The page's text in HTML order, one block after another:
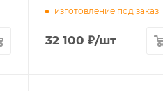
изготовление под заказ
32 100 ₽/шт